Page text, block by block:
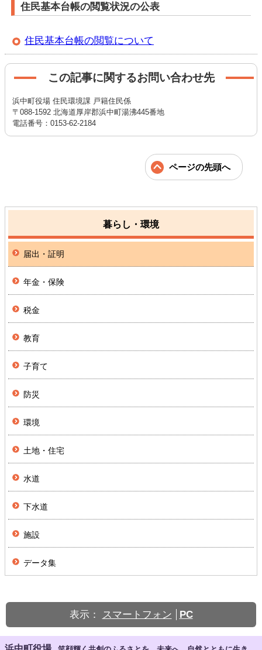
住民基本台帳の閲覧状況の公表
住民基本台帳の閲覧について
この記事に関するお問い合わせ先
浜中町役場 住民環境課 戸籍住民係
〒088-1592 北海道厚岸郡浜中町湯沸445番地
電話番号：0153-62-2184
ページの先頭へ
暮らし・環境
届出・証明
年金・保険
税金
教育
子育て
防災
環境
土地・住宅
水道
下水道
施設
データ集
表示： スマートフォン PC